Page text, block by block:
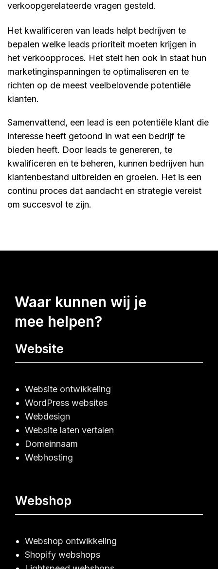
verkoopgerelateerde vragen gesteld.
Het kwalificeren van leads helpt bedrijven te
bepalen welke leads prioriteit moeten krijgen in
het verkoopproces. Het stelt hen ook in staat hun
marketinginspanningen te optimaliseren en te
richten op de meest veelbelovende potentiële
klanten.
Samenvattend, een lead is een potentiële klant die
interesse heeft getoond in wat een bedrijf te
bieden heeft. Door leads te genereren, te
kwalificeren en te beheren, kunnen bedrijven hun
klantenbestand uitbreiden en groeien. Het is een
continu proces dat aandacht en strategie vereist
om succesvol te zijn.
waar kunnen wij je
mee helpen?
Website
Website ontwikkeling
WordPress websites
Webdesign
Website laten vertalen
Domeinnaam
Webhosting
Webshop
Webshop ontwikkeling
Shopify webshops